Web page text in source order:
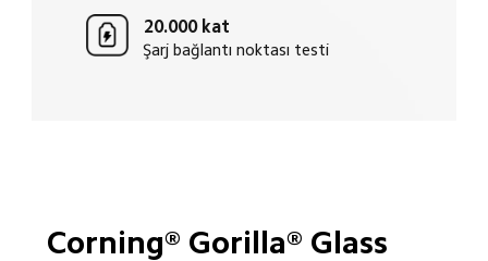
20.000 kat
Şarj bağlantı noktası testi
Corning® Gorilla® Glass